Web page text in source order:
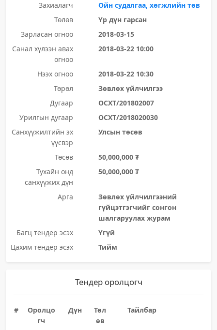
Захиалагч
Ойн судалгаа, хөгжлийн төв
Төлөв
Үр дүн гарсан
Зарласан огноо
2018-03-15
Санал хүлээн авах
огноо
2018-03-22 10:00
Нээх огноо
2018-03-22 10:30
Төрөл
Зөвлөх үйлчилгээ
Дугаар
ОСХТ/201802007
Урилгын дугаар
ОСХТ/2018020030
Санхүүжилтийн эх
үүсвэр
Улсын төсөв
Төсөв
50,000,000 ₮
Тухайн онд
санхүүжих дүн
50,000,000 ₮
Арга
Зөвлөх үйлчилгээний
гүйцэтгэгчийг сонгон
шалгаруулах журам
Багц тендер эсэх
Үгүй
Цахим тендер эсэх
Тийм
Тендер оролцогч
#
Оролцо
гч
Дүн
Төл
өв
Тайлбар